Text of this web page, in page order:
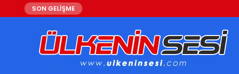
SON GELİŞME